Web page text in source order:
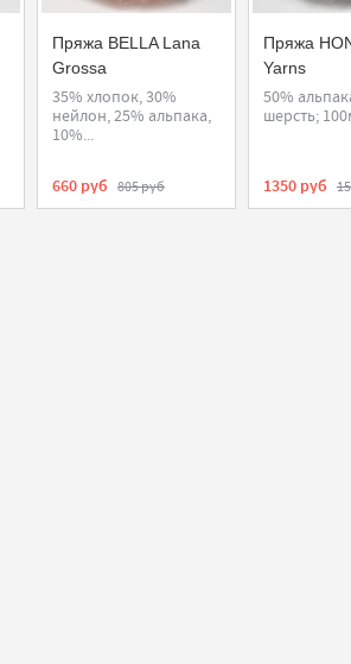
Пряжа BELLA Lana
Grossa
35% хлопок, 30%
нейлон, 25% альпака,
10%...
660 руб 805 руб
Пряжа
Yarns
50%
шерсть;
1350 руб